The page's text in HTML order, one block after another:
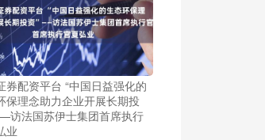
券配资平台 “中国日益强化的
保理念助力企业开展长期投
访法国苏伊士集团首席执行
业